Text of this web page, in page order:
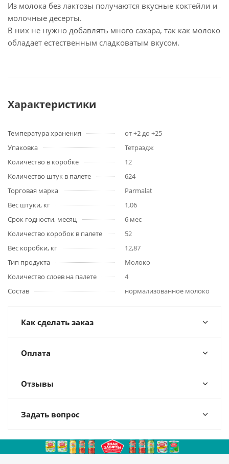
Из молока без лактозы получаются вкусные коктейли и
молочные десерты.
В них не нужно добавлять много сахара, так как молоко
обладает естественным сладковатым вкусом.
Характеристики
Температура хранения
от +2 до +25
Упаковка
Тетраэдж
Количество в коробке
12
Количество штук в палете
624
Торговая марка
Parmalat
Вес штуки, кг
1,06
Срок годности, месяц
6 мес
Количество коробок в палете
52
Вес коробки, кг
12,87
Тип продукта
Молоко
Количество слоев на палете
4
Состав
нормализованное молоко
Как сделать заказ
Оплата
Отзывы
Задать вопрос